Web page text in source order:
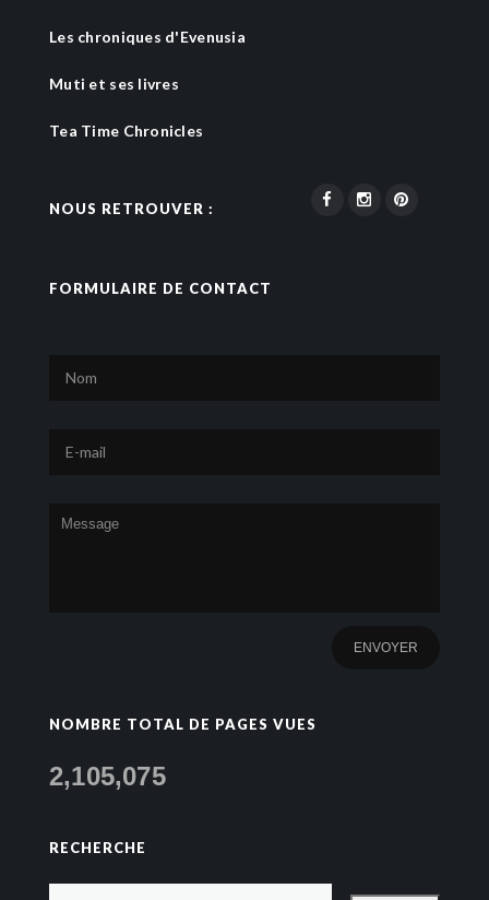
Les chroniques d'Evenusia
Muti et ses livres
Tea Time Chronicles
NOUS RETROUVER :
FORMULAIRE DE CONTACT
NOMBRE TOTAL DE PAGES VUES
2,105,075
RECHERCHE